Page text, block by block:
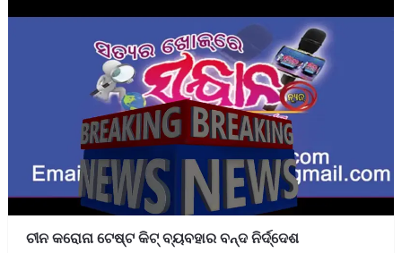
ଚୀନ କରୋନା ଟେଷ୍ଟ କିଟ୍ ବ୍ୟବହାର ବନ୍ଦ ନିର୍ଦ୍ଦେଶ